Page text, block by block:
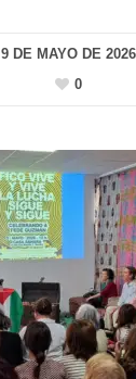
9 DE MAYO DE 2026
0